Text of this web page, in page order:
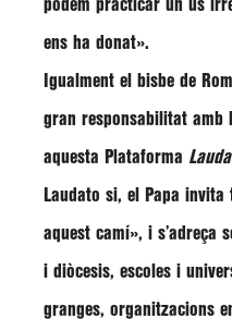
podem practicar un ús
ens ha donat».
Igualment el bisbe de
gran responsabilitat amb
aquesta Plataforma
Laudato si, el Papa invita
aquest camí», i s’adreça
i diòcesis, escoles i
granges, organitzacions